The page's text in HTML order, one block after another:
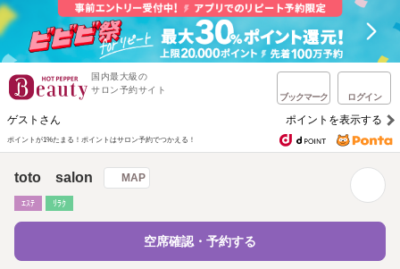
国内最大級の
サロン予約サイト
ブックマーク ログイン
ゲストさん ポイントを表示する
ポイントが1%たまる！ ポイントはサロン予約でつかえる！
toto salon MAP
ｴｽﾃ ﾘﾗｸ
空席確認・予約する